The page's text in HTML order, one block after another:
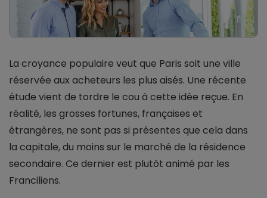
La croyance populaire veut que Paris soit une ville
réservée aux acheteurs les plus aisés. Une récente
étude vient de tordre le cou à cette idée reçue. En
réalité, les grosses fortunes, françaises et
étrangères, ne sont pas si présentes que cela dans
la capitale, du moins sur le marché de la résidence
secondaire. Ce dernier est plutôt animé par les
Franciliens.